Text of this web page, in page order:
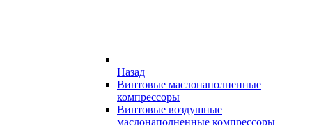
Назад
Винтовые маслонаполненные
компрессоры
Винтовые воздушные
маслонаполненные компрессоры